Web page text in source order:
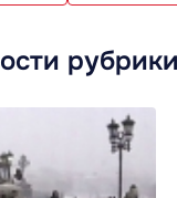
рубрики